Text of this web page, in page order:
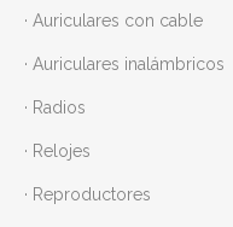
· Auriculares con cable
· Auriculares inalámbricos
· Radios
· Relojes
· Reproductores